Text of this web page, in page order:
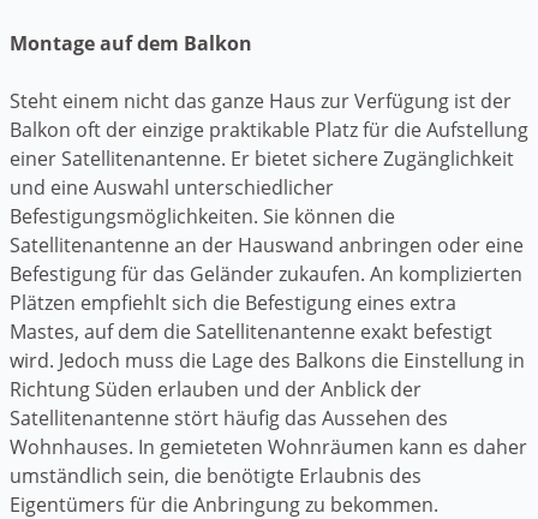
Montage auf dem Balkon
Steht einem nicht das ganze Haus zur Verfügung ist der
Balkon oft der einzige praktikable Platz für die Aufstellung
einer Satellitenantenne. Er bietet sichere Zugänglichkeit
und eine Auswahl unterschiedlicher
Befestigungsmöglichkeiten. Sie können die
Satellitenantenne an der Hauswand anbringen oder eine
Befestigung für das Geländer zukaufen. An komplizierten
Plätzen empfiehlt sich die Befestigung eines extra
Mastes, auf dem die Satellitenantenne exakt befestigt
wird. Jedoch muss die Lage des Balkons die Einstellung in
Richtung Süden erlauben und der Anblick der
Satellitenantenne stört häufig das Aussehen des
Wohnhauses. In gemieteten Wohnräumen kann es daher
umständlich sein, die benötigte Erlaubnis des
Eigentümers für die Anbringung zu bekommen.